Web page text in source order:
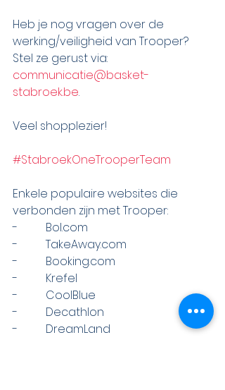
Heb je nog vragen over de
werking/veiligheid van Trooper?
Stel ze gerust via:
communicatie@basket-
stabroek.be.
Veel shopplezier!
#StabroekOneTrooperTeam
Enkele populaire websites die
verbonden zijn met Trooper:
-          Bol.com
-          TakeAway.com
-          Booking.com
-          Krefel
-          CoolBlue
-          Decathlon
-          DreamLand